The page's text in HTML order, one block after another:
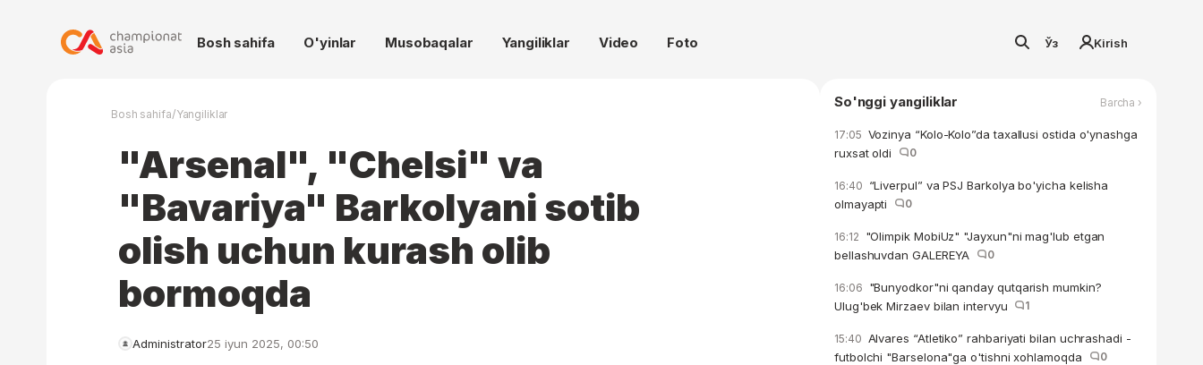
Bosh sahifa O'yinlar Musobaqalar Yangiliklar Video Foto Ўз Kirish
Bosh sahifa/Yangiliklar
"Arsenal", "Chelsi" va
"Bavariya" Barkolyani sotib
olish uchun kurash olib
bormoqda
Administrator25 iyun 2025, 00:50
So'nggi yangiliklar Barcha ›
17:05 Vozinya “Kolo-Kolo”da taxallusi ostida o'ynashga
ruxsat oldi
0
16:40 “Liverpul” va PSJ Barkolya bo'yicha kelisha
olmayapti
0
16:12 "Olimpik MobiUz" "Jayxun"ni mag'lub etgan
bellashuvdan GALEREYA
0
16:06 "Bunyodkor"ni qanday qutqarish mumkin?
Ulug'bek Mirzaev bilan intervyu
1
15:40 Alvares “Atletiko” rahbariyati bilan uchrashadi -
futbolchi "Barselona"ga o'tishni xohlamoqda
0